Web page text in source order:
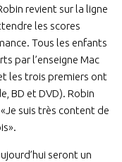
revient sur la ligne
les scores
Tous les enfants
par l’enseigne Mac
les trois premiers ont
BD et DVD). Robin
suis très content de
seront un